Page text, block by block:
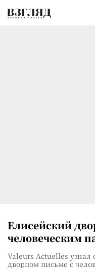
Елисейский
человеческим
Valeurs Actuelles
дворцом письме с